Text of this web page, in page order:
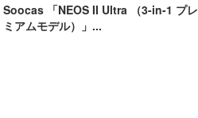
Soocas 「NEOS II Ultra （3-in-1 プレ
ミアムモデル）」...